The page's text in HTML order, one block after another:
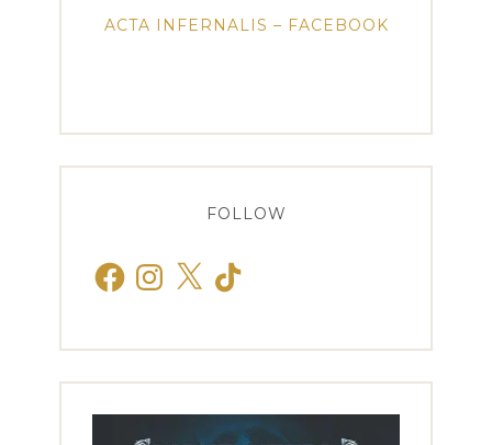
ACTA INFERNALIS – FACEBOOK
FOLLOW
FacebookInstagram
X TikTok